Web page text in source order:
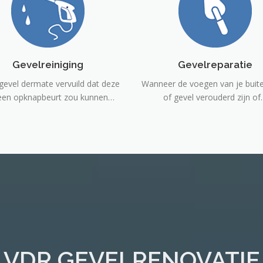
Gevelreiniging
dermate vervuild dat deze
opknapbeurt zou kunnen…
Gevelreparatie
Wanneer de voegen van je
of gevel verouderd zijn